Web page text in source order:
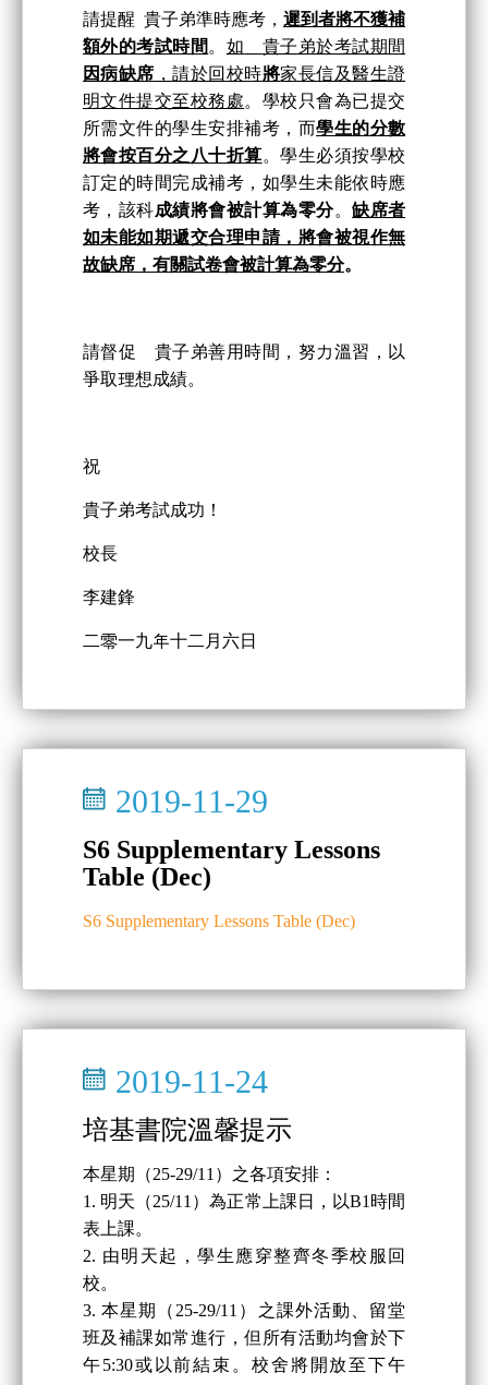
請提醒 貴子弟準時應考， 遲到者將不獲補
額外的考試時間 。 如
貴子弟於考試期間
因病缺席 ，請於回校時將家長信及醫生證
明文件提交至校務處。學校只會為已提交
所需文件的學生安排補考，而學生的分數
將會按百分之八十折算。學生必須按學校
訂定的時間完成補考，如學生未能依時應
考，該科成績將會被計算為零分。缺席者
如未能如期遞交合理申請，將會被視作無
故缺席，有關試卷會被計算為零分。
請督促 貴子弟善用時間，努力溫習，以
爭取理想成績。
祝
貴子弟考試成功！
校長
李建鋒
二零一九年十二月六日
2019-11-29
S6 Supplementary Lessons
Table (Dec)
S6 Supplementary Lessons Table (Dec)
2019-11-24
培基書院溫馨提示
本星期（25-29/11）之各項安排：
1. 明天（25/11）為正常上課日，以B1時間
表上課。
2. 由明天起，學生應穿整齊冬季校服回
校。
3. 本星期（25-29/11）之課外活動、留堂
班及補課如常進行，但所有活動均會於下
午5:30或以前結束。校舍將開放至下午